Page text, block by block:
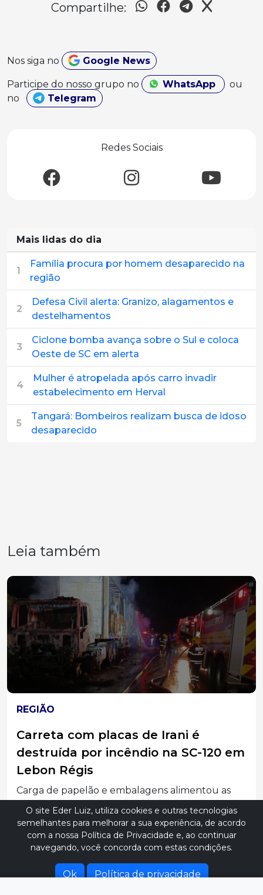
Compartilhe:
Nos siga no Google News
Participe do nosso grupo no WhatsApp
ou
no
Telegram
Redes Sociais
Mais lidas do dia
1
Família procura por homem desaparecido na
região
2
Defesa Civil alerta: Granizo, alagamentos e
destelhamentos
3
Ciclone bomba avança sobre o Sul e coloca
Oeste de SC em alerta
4
Mulher é atropelada após carro invadir
estabelecimento em Herval
5
Tangará: Bombeiros realizam busca de idoso
desaparecido
Leia também
REGIÃO
Carreta com placas de Irani é
destruída por incêndio na SC-120 em
Lebon Régis
Carga de papelão e embalagens alimentou as
O site Eder Luiz, utiliza cookies e outras tecnologias
semelhantes para melhorar a sua experiência, de acordo
com a nossa Política de Privacidade e, ao continuar
navegando, você concorda com estas condições.
Ok Política de privacidade